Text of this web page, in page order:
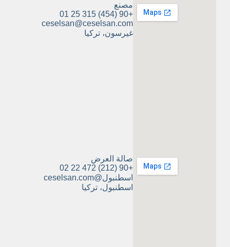
مصنع
+90 (454) 315 25 01
ceselsan@ceselsan.com
غيرسون، تركيا
صالة العرض
+90 (212) 472 22 02
اسطنبول@ceselsan.com
اسطنبول، تركيا